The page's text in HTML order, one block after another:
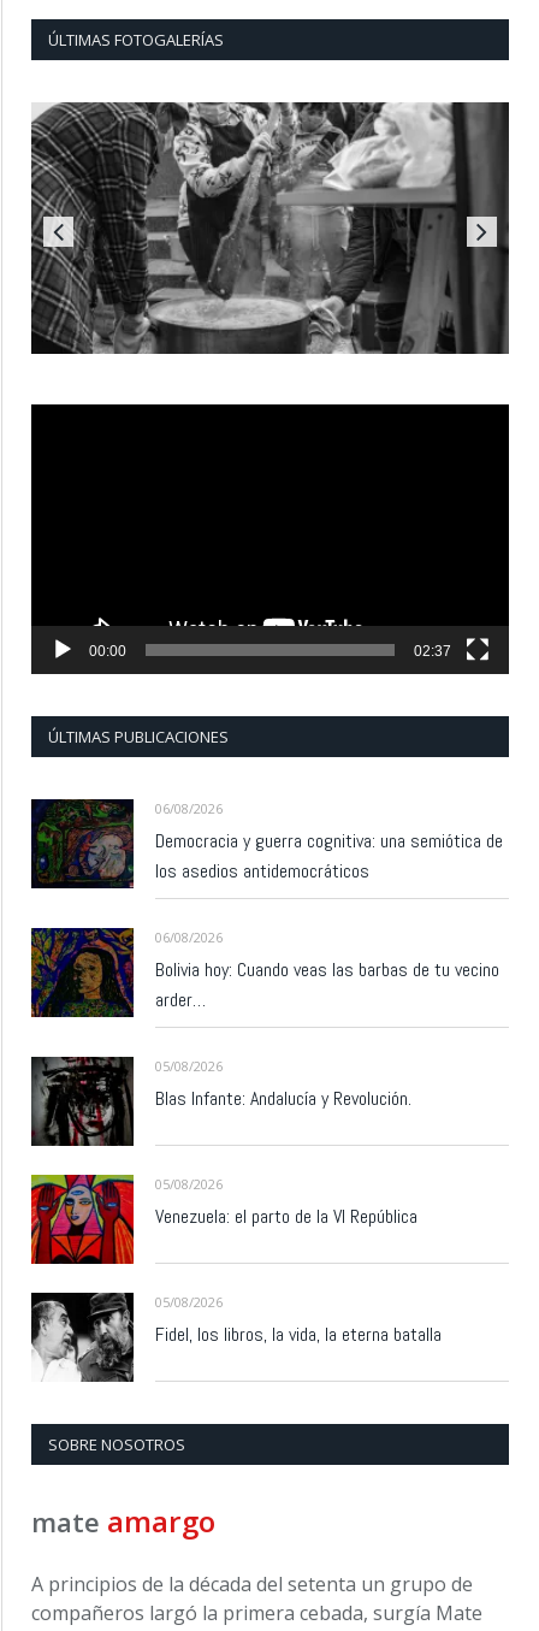
ÚLTIMAS FOTOGALERÍAS
00:00 02:37
ÚLTIMAS PUBLICACIONES
06/08/2026
Democracia y guerra cognitiva: una semiótica de
los asedios antidemocráticos
06/08/2026
Bolivia hoy: Cuando veas las barbas de tu vecino
arder…
05/08/2026
Blas Infante: Andalucía y Revolución.
05/08/2026
Venezuela: el parto de la VI República
05/08/2026
Fidel, los libros, la vida, la eterna batalla
SOBRE NOSOTROS
mate amargo
A principios de la década del setenta un grupo de
compañeros largó la primera cebada, surgía Mate